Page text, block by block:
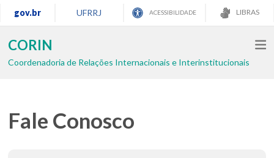
gov.br UFRRJ ACESSIBILIDADE LIBRAS
CORIN
Coordenadoria de Relações Internacionais e Interinstitucionais
Fale Conosco